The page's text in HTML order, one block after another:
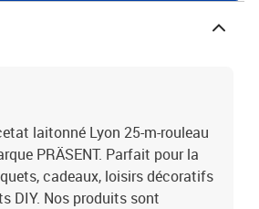
laitonné Lyon 25-m-rouleau
PRÄSENT. Parfait pour la
cadeaux, loisirs décoratifs
DIY. Nos produits sont